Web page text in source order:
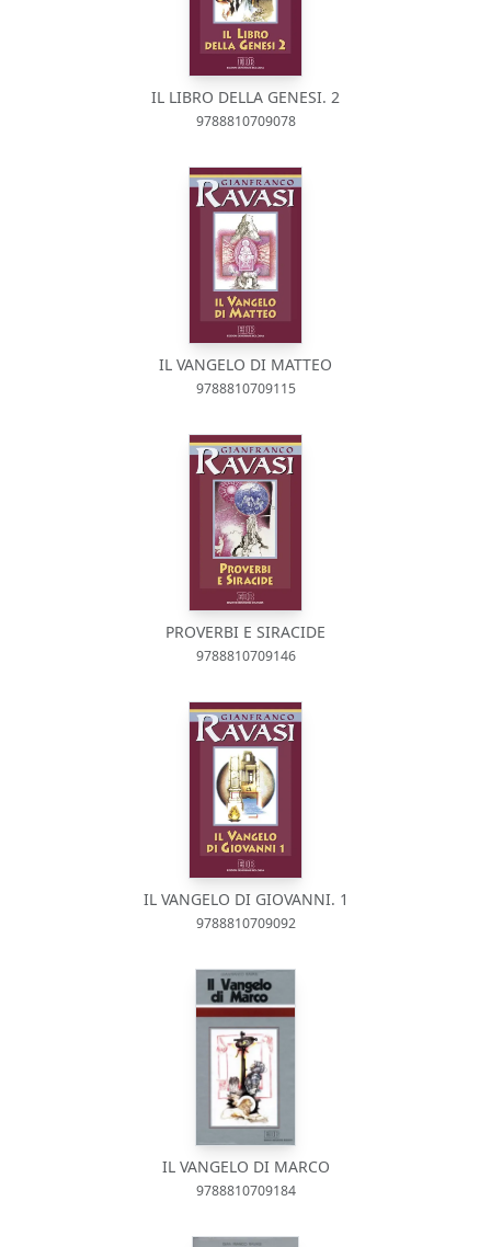
IL LIBRO DELLA GENESI. 2
9788810709078
IL VANGELO DI MATTEO
9788810709115
PROVERBI E SIRACIDE
9788810709146
IL VANGELO DI GIOVANNI. 1
9788810709092
IL VANGELO DI MARCO
9788810709184